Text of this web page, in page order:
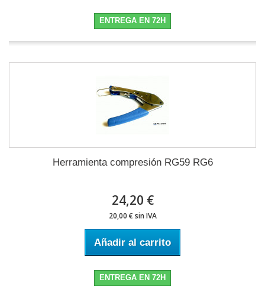
ENTREGA EN 72H
Herramienta compresión RG59 RG6
24,20 €
20,00 € sin IVA
Añadir al carrito
ENTREGA EN 72H